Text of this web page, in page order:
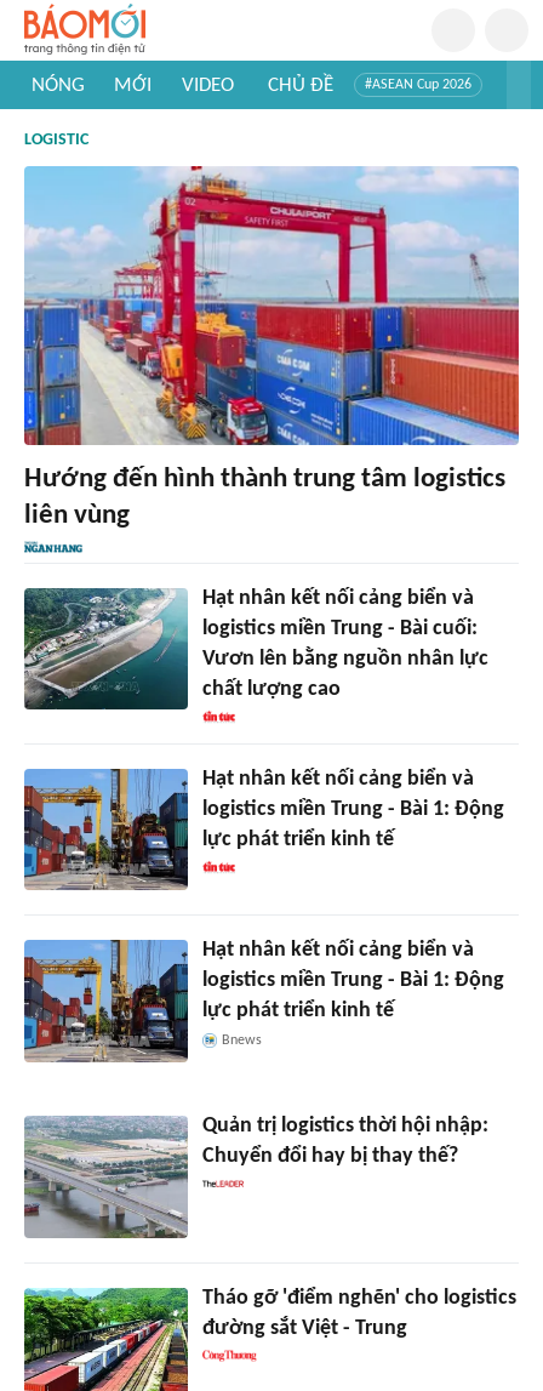
NÓNG MỚI VIDEO CHỦ ĐỀ #ASEAN Cup 2026
#Khám phá thế giới
LOGISTIC
Hướng đến hình thành trung tâm logistics
liên vùng
Hạt nhân kết nối cảng biển và
logistics miền Trung - Bài cuối:
Vươn lên bằng nguồn nhân lực
chất lượng cao
Hạt nhân kết nối cảng biển và
logistics miền Trung - Bài 1: Động
lực phát triển kinh tế
Hạt nhân kết nối cảng biển và
logistics miền Trung - Bài 1: Động
lực phát triển kinh tế
Bnews
Quản trị logistics thời hội nhập:
Chuyển đổi hay bị thay thế?
Tháo gỡ 'điểm nghẽn' cho logistics
đường sắt Việt - Trung